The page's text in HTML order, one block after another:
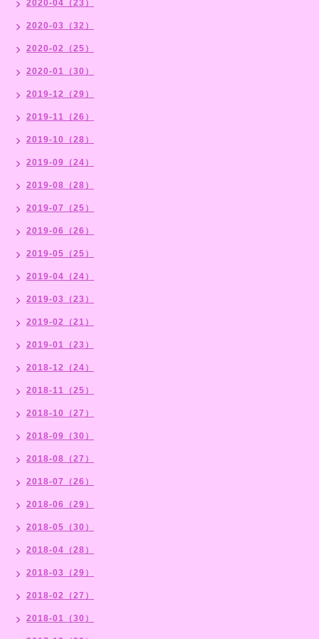
2020-04（23）
2020-03（32）
2020-02（25）
2020-01（30）
2019-12（29）
2019-11（26）
2019-10（28）
2019-09（24）
2019-08（28）
2019-07（25）
2019-06（26）
2019-05（25）
2019-04（24）
2019-03（23）
2019-02（21）
2019-01（23）
2018-12（24）
2018-11（25）
2018-10（27）
2018-09（30）
2018-08（27）
2018-07（26）
2018-06（29）
2018-05（30）
2018-04（28）
2018-03（29）
2018-02（27）
2018-01（30）